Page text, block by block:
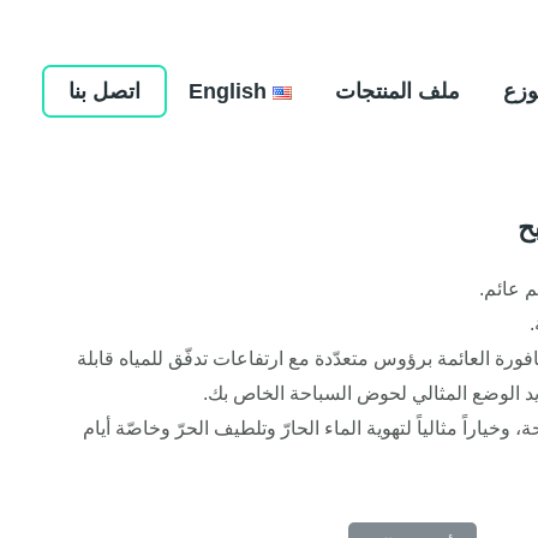
ملف المنتجات English اتصل بنا
عائم.
العائمة برؤوس متعدّدة مع ارتفاعات تدفّق للمياه قابلة
الوضع المثالي لحوض السباحة الخاص بك.
وخياراً مثالياً لتهوية الماء الحارّ وتلطيف الحرّ وخاصّة أيام